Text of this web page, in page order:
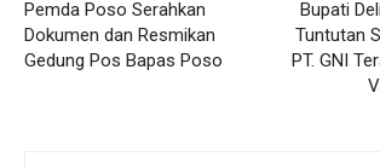
Pemda Poso Serahkan
Dokumen dan Resmikan
Gedung Pos Bapas Poso
Bupati
Tuntutan
PT. GNI